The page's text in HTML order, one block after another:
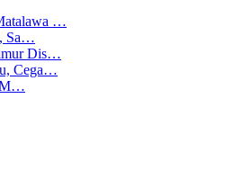
…
Sa…
Dis…
Cega…
M…